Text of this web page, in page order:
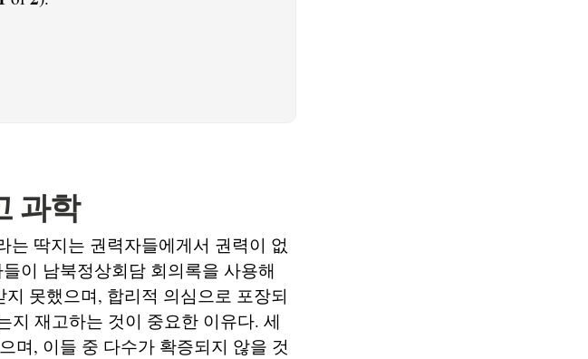
과학
는 딱지는 권력자들에게서 권력이 없
이 남북정상회담 회의록을 사용해
못했으며, 합리적 의심으로 포장되
지 재고하는 것이 중요한 이유다. 세
며, 이들 중 다수가 확증되지 않을 것